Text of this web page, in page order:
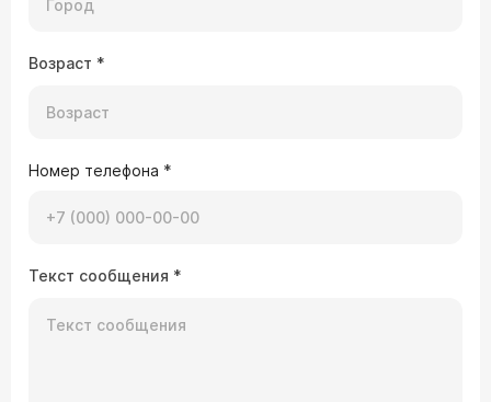
Возраст *
Номер телефона *
Текст сообщения *